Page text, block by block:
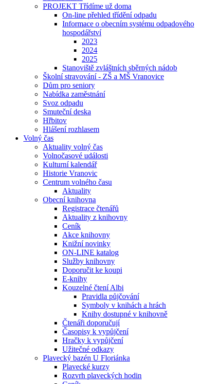
PROJEKT Třídíme už doma
On-line přehled třídění odpadu
Informace o obecním systému odpadového
hospodářství
2023
2024
2025
Stanoviště zvláštních sběrných nádob
Školní stravování - ZŠ a MŠ Vranovice
Dům pro seniory
Nabídka zaměstnání
Svoz odpadu
Smuteční deska
Hřbitov
Hlášení rozhlasem
Volný čas
Aktuality volný čas
Volnočasové události
Kulturní kalendář
Historie Vranovic
Centrum volného času
Aktuality
Obecní knihovna
Registrace čtenářů
Aktuality z knihovny
Ceník
Akce knihovny
Knižní novinky
ON-LINE katalog
Služby knihovny
Doporučit ke koupi
E-knihy
Kouzelné čtení Albi
Pravidla půjčování
Symboly v knihách a hrách
Knihy dostupné v knihovně
Čtenáři doporučují
Časopisy k vypůjčení
Hračky k vypůjčení
Užitečné odkazy
Plavecký bazén U Floriánka
Plavecké kurzy
Rozvrh plaveckých hodin